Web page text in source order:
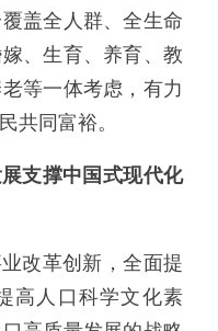
盖全人群、全生命
、生育、养育、教
等一体考虑，有力
共同富裕。
支撑中国式现代化
改革创新，全面提
高人口科学文化素